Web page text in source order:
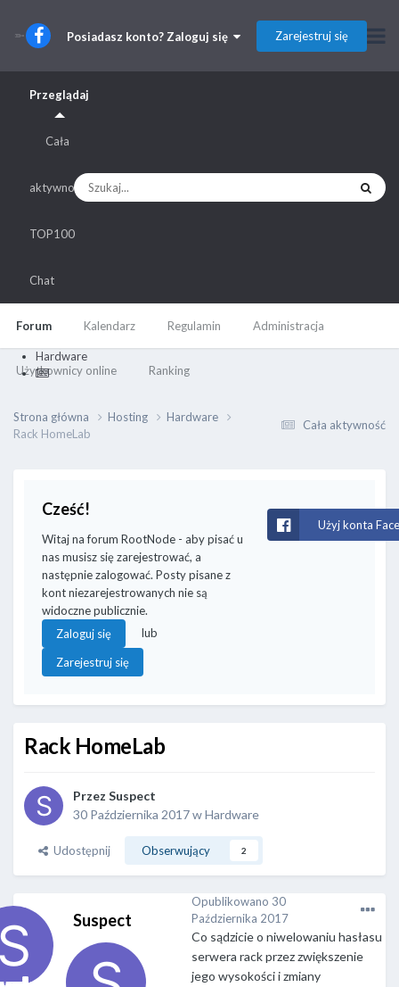
Posiadasz konto? Zaloguj się Zarejestruj się
Przeglądaj
Forum Kalendarz Regulamin Administracja
Użytkownicy online Ranking
Cała
aktywność
TOP100
Chat
Hardware
Cała aktywność
Strona główna Hosting
Hardware
Rack HomeLab
Cześć!
Witaj na forum RootNode - aby pisać u
nas musisz się zarejestrować, a
następnie zalogować. Posty pisane z
kont niezarejestrowanych nie są
widoczne publicznie.
Zaloguj się
lub
Zarejestruj się
Użyj konta
Rack HomeLab
Przez Suspect
30 Października 2017wHardware
Udostępnij Obserwujący 2
Suspect
Opublikowano 30
Października 2017
Co sądzicie o niwelowaniu hasłasu
serwera rack przez zwiększenie
jego wysokości i zmiany